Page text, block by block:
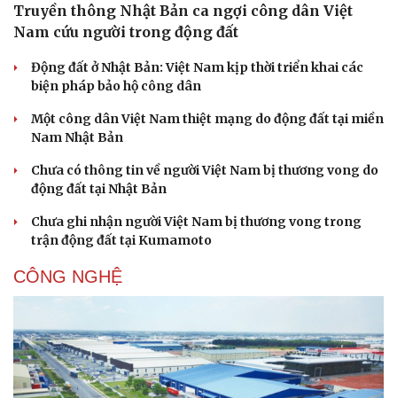
Truyền thông Nhật Bản ca ngợi công dân Việt
Nam cứu người trong động đất
Động đất ở Nhật Bản: Việt Nam kịp thời triển khai các
biện pháp bảo hộ công dân
Một công dân Việt Nam thiệt mạng do động đất tại miền
Nam Nhật Bản
Chưa có thông tin về người Việt Nam bị thương vong do
động đất tại Nhật Bản
Chưa ghi nhận người Việt Nam bị thương vong trong
trận động đất tại Kumamoto
CÔNG NGHỆ